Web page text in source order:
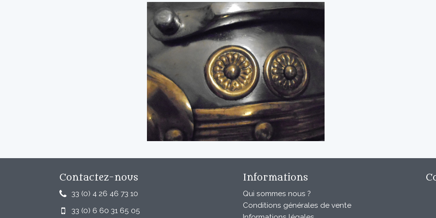
Contactez-nous
33 (0) 4 26 46 73 10
33 (0) 6 60 31 65 05
Informations
Qui sommes nous ?
Conditions générales de vente